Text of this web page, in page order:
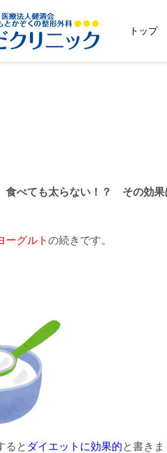
トップ
べても太らない！？ その効
ーグルトの続きです。
ると ダイエットに効果的と書きま